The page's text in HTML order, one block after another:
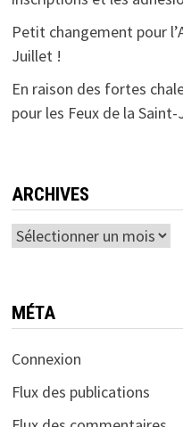
Petit changement pour
Juillet !
En raison des fortes
pour les Feux de la
ARCHIVES
Archives
MÉTA
Connexion
Flux des publications